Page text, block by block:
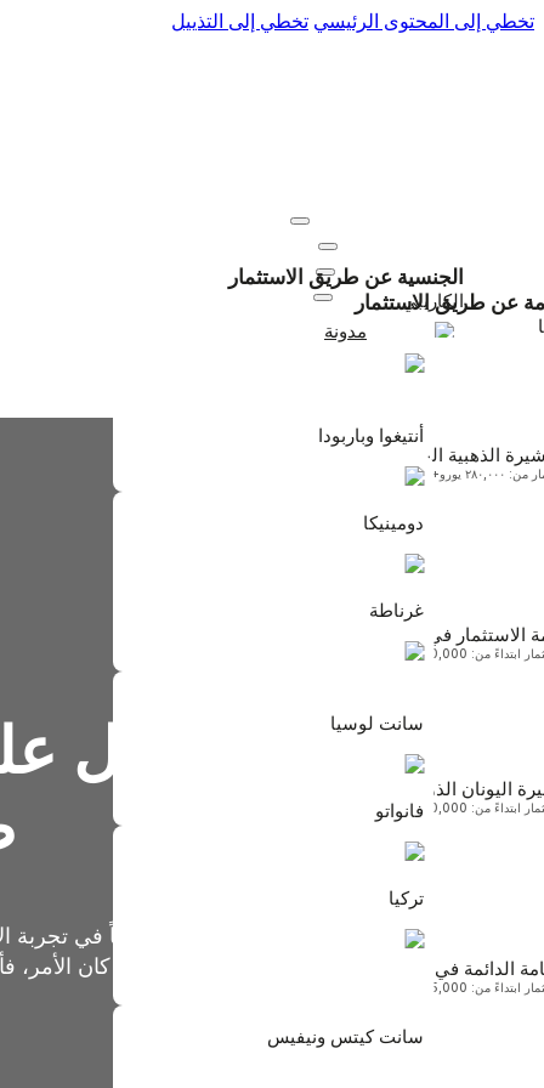
تخطي إلى المحتوى الرئيسي تخطي إلى التذييل
الجنسية عن طريق الاستثمار
الكاريبي
ابتداءً من $230,000
ابتداءً من $200,000
سانت كيتس ونيفيس
سانت لوسيا
ابتداءً من $240,000
غرناطة
ابتداءً من $235,000
أوروبا
ابتداءً من $400,000
عن طريق الاستثمار
الذهبية البرتغالية
٢٨٠,٠٠٠ يورو+
الاستثمار في لاتفيا
ابتداءً من: 60,000 يورو
اليونان الذهبية
ابتداءً من: 250,000 يورو
الدائمة في مالطا
من: 375,000 يورو فأكثر
مدونة
تجديدات
أنتيغوا وباربودا
دومينيكا
غرناطة
سانت لوسيا
فانواتو
تركيا
سانت كيتس ونيفيس
كيفية الحصول
هل سبق لك أن جلستَ وفكرتَ ملياً في تجربة
ثقافةٍ معينة. مهما كان